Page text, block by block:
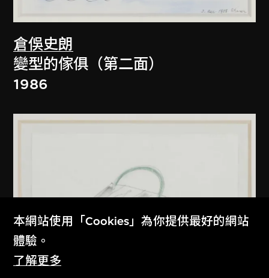
倉俁史朗
變型的傢俱（第二面）
1986
本網站使用「Cookies」為你提供最好的網站
體驗。
了解更多